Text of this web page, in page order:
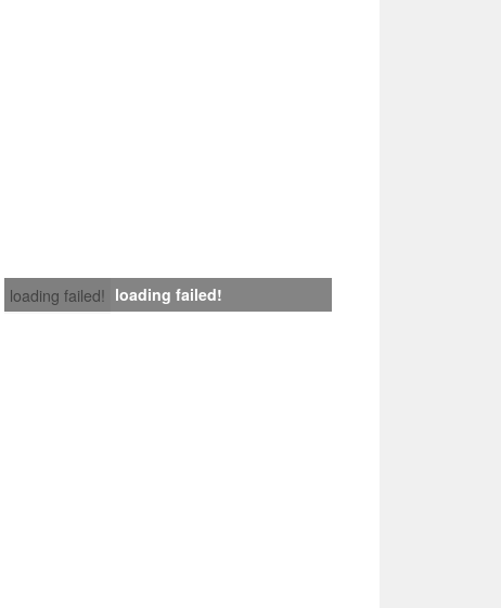
loading failed! loading failed!